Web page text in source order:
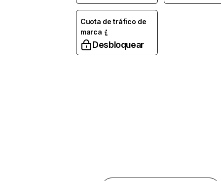
Cuota de tráfico de
marca
Desbloquear